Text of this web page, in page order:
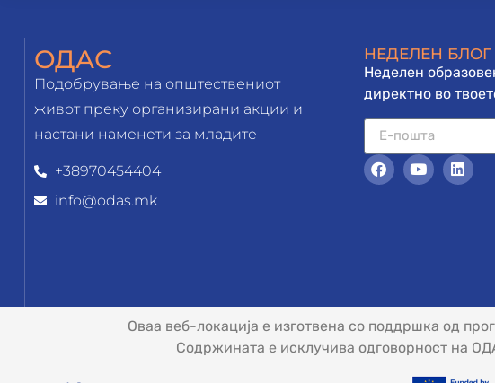
ОДАС
Подобрување на општествениот
живот преку организирани акции и
настани наменети за младите
+38970454404
info@odas.mk
НЕДЕЛЕН БЛОГ
Неделен
директно во
Оваа веб-локација е изготвена со поддршка од
Содржината е исклучива одговорност на